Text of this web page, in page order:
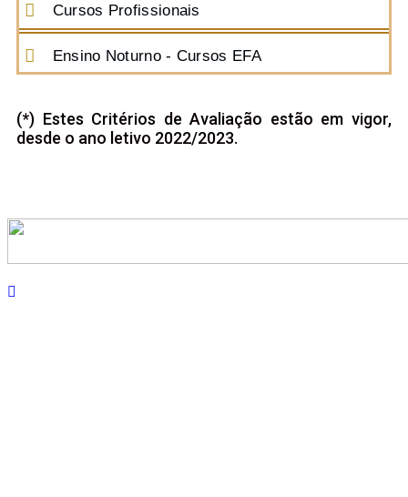
Cursos Profissionais
Ensino Noturno - Cursos EFA
(*) Estes Critérios de Avaliação estão em vigor,
desde o ano letivo 2022/2023.